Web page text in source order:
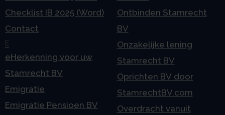
Checklist IB 2025 (Word)
Contact
E
eHerkenning voor uw
Stamrecht BV
Emigratie
Emigratie Pensioen BV
Ontbinden Stamrecht
BV
Onzakelijke lening
Stamrecht BV
Oprichten BV door
StamrechtBV.com
Overdracht vanuit